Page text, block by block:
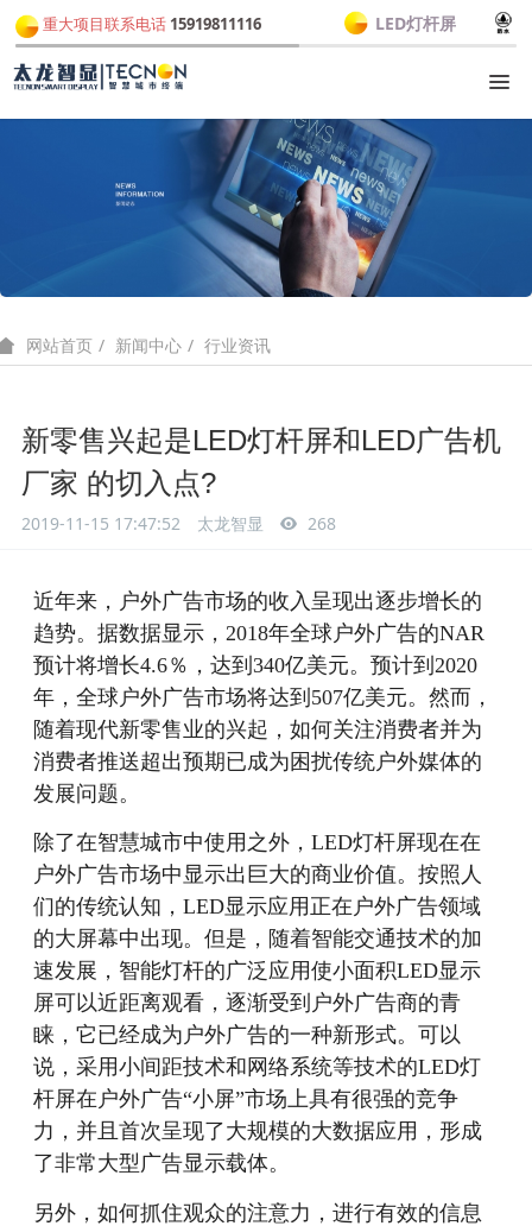
重大项目联系电话 15919811116 LED灯杆屏
网站首页 新闻中心 行业资讯
新零售兴起是LED灯杆屏和LED广告机
厂家 的切入点?
2019-11-15 17:47:52 太龙智显 268
近年来，户外广告市场的收入呈现出逐步增长的
趋势。据数据显示，2018年全球户外广告的NAR
预计将增长4.6％，达到340亿美元。预计到2020
年，全球户外广告市场将达到507亿美元。然而，
随着现代新零售业的兴起，如何关注消费者并为
消费者推送超出预期已成为困扰传统户外媒体的
发展问题。
除了在智慧城市中使用之外，LED灯杆屏现在在
户外广告市场中显示出巨大的商业价值。按照人
们的传统认知，LED显示应用正在户外广告领域
的大屏幕中出现。但是，随着智能交通技术的加
速发展，智能灯杆的广泛应用使小面积LED显示
屏可以近距离观看，逐渐受到户外广告商的青
睐，它已经成为户外广告的一种新形式。可以
说，采用小间距技术和网络系统等技术的LED灯
杆屏在户外广告“小屏”市场上具有很强的竞争
力，并且首次呈现了大规模的大数据应用，形成
了非常大型广告显示载体。
另外，如何抓住观众的注意力，进行有效的信息